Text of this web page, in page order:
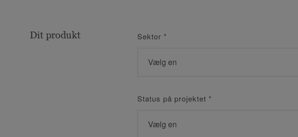
Dit produkt Sektor *
Status på projektet *